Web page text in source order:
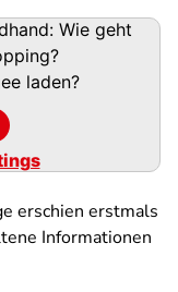
Wie geht
laden?
erschien erstmals
Informationen